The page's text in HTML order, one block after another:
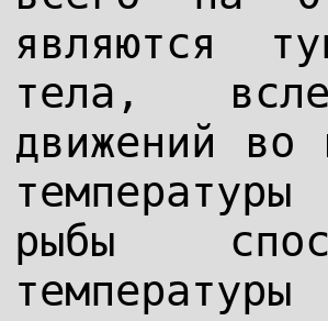
являются
тела,
движений во
рыбы